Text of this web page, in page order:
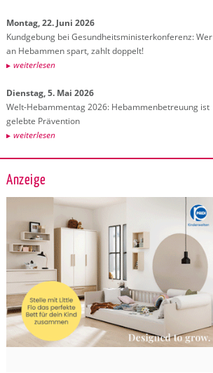
Mon­tag, 22. Juni 2026
Kund­ge­bung bei Ge­sund­heits­mi­nis­ter­kon­fe­renz: Wer
an Heb­am­men spart, zahlt dop­pelt!
wei­ter­le­sen
Diens­tag, 5. Mai 2026
Welt-Heb­am­men­tag 2026: Heb­am­men­be­treu­ung ist
ge­leb­te Prä­ven­ti­on
wei­ter­le­sen
Anzeige